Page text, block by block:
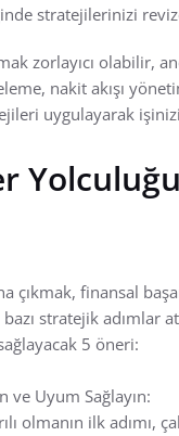
stratejilerinizi
zorlayıcı olabilir,
nakit akışı
uygulayarak
çıkmak, finansal
bazı stratejik
5 öneri:
ve Uyum Sağlayın:
olmanın ilk adımı,